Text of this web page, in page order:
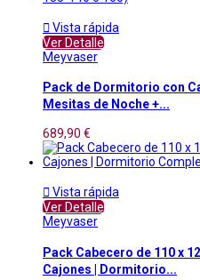
 Vista rápida
Ver Detalle
Meyvaser
Pack de Dormitorio con
Mesitas de Noche +...
689,90 €
 Vista rápida
Ver Detalle
Meyvaser
Pack Cabecero de 110 x
Cajones | Dormitorio...